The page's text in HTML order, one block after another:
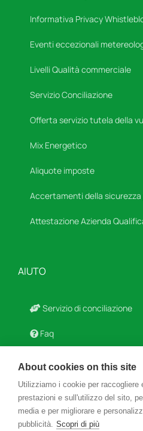
Informativa Privacy
Eventi eccezionali
Livelli Qualità commerciale
Servizio Conciliazione
Offerta servizio tutela della
Mix Energetico
Aliquote imposte
Accertamenti della
Attestazione Azienda
AIUTO
Servizio di conciliazione
Faq
Agevolazioni Fiscali
Glossario
About cookies on this site
Utilizziamo i cookie per raccogliere
prestazioni e sull'utilizzo del sito,
media e per migliorare e
pubblicità. Scopri di più